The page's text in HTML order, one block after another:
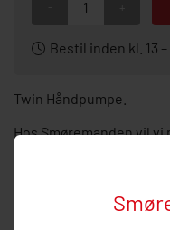
Bestil inden kl. 13
Twin Håndpumpe.
Hos Smøremanden vil